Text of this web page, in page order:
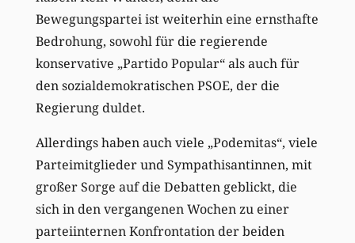
Bewegungspartei ist weiterhin eine ernsthafte
Bedrohung, sowohl für die regierende
konservative „Partido Popular“ als auch für
den sozialdemokratischen PSOE, der die
Regierung duldet.
Allerdings haben auch viele „Podemitas“, viele
Parteimitglieder und Sympathisantinnen, mit
großer Sorge auf die Debatten geblickt, die
sich in den vergangenen Wochen zu einer
parteiinternen Konfrontation der beiden